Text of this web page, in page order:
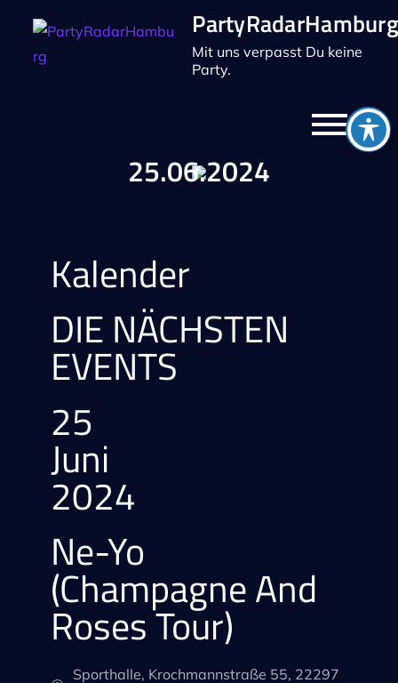
PartyRadarHamburg
Mit uns verpasst Du keine
Party.
25.06.2024
Kalender
DIE NÄCHSTEN
EVENTS
25
Juni
2024
Ne-Yo
(Champagne And
Roses Tour)
Sporthalle, Krochmannstraße 55, 22297